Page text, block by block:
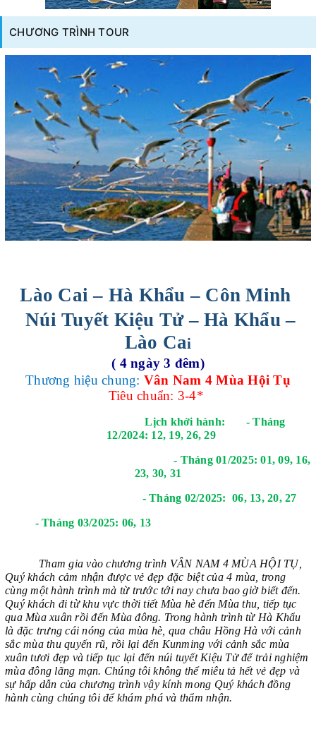
CHƯƠNG TRÌNH TOUR
Lào Cai – Hà Khẩu – Côn Minh
Núi Tuyết Kiệu Tử – Hà Khẩu –
Lào Cai
( 4 ngày 3 đêm)
Thương hiệu chung: Vân Nam 4 Mùa Hội Tụ
Tiêu chuẩn: 3-4*
Lịch khởi hành: - Tháng
12/2024: 12, 19, 26, 29
- Tháng 01/2025: 01, 09, 16,
23, 30, 31
- Tháng 02/2025: 06, 13, 20, 27
- Tháng 03/2025: 06, 13
Tham gia vào chương trình VÂN NAM 4 MÙA HỘI TỤ,
Quý khách cảm nhận được vẻ đẹp đặc biệt của 4 mùa, trong
cùng một hành trình mà từ trước tới nay chưa bao giờ biết đến.
Quý khách đi từ khu vực thời tiết Mùa hè đến Mùa thu, tiếp tục
qua Mùa xuân rồi đến Mùa đông. Trong hành trình từ Hà Khẩu
là đặc trưng cái nóng của mùa hè, qua châu Hồng Hà với cảnh
sắc mùa thu quyến rũ, rồi lại đến Kunming với cảnh sắc mùa
xuân tươi đẹp và tiếp tục lại đến núi tuyết Kiệu Tử để trải nghiệm
mùa đông lãng mạn. Chúng tôi không thể miêu tả hết vẻ đẹp và
sự hấp dẫn của chương trình vậy kính mong Quý khách đồng
hành cùng chúng tôi để khám phá và thẩm nhận.